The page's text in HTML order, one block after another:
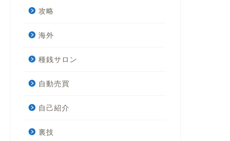
攻略
海外
種銭サロン
自動売買
自己紹介
裏技